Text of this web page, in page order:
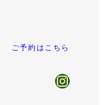
ご予約はこちら